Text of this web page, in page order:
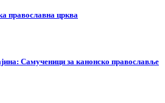
православна црква
Самученици за канонско православље